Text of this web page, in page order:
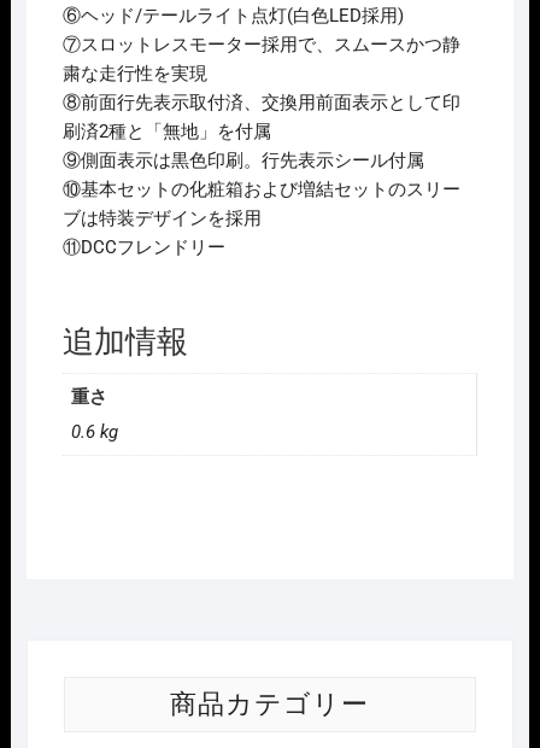
⑥ヘッド/テールライト点灯(白色LED採用)
⑦スロットレスモーター採用で、スムースかつ静
粛な走行性を実現
⑧前面行先表示取付済、交換用前面表示として印
刷済2種と「無地」を付属
⑨側面表示は黒色印刷。行先表示シール付属
⑩基本セットの化粧箱および増結セットのスリー
ブは特装デザインを採用
⑪DCCフレンドリー
追加情報
重さ
0.6 kg
商品カテゴリー